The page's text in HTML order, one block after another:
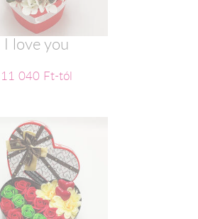
I love you
11 040 Ft-tól